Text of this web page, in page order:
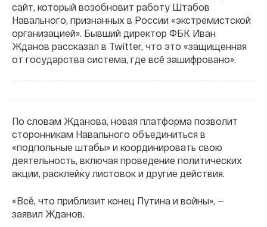
сайт, который возобновит работу Штабов
Навального, признанных в России «экстремистской
организацией». Бывший директор ФБК Иван
Жданов рассказал в Twitter, что это «защищенная
от государства система, где всё зашифровано».
По словам Жданова, новая платформа позволит
сторонникам Навального объединиться в
«подпольные штабы» и координировать свою
деятельность, включая проведение политических
акции, расклейку листовок и другие действия.
«Всё, что приблизит конец Путина и войны», —
заявил Жданов.